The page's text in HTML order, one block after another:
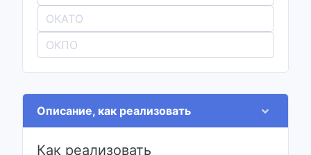
Описание, как реализовать
Как реализовать